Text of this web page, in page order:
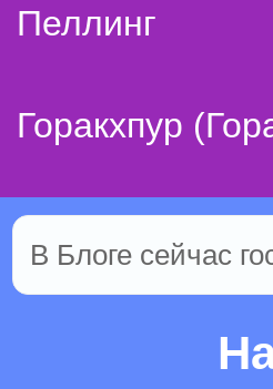
Пеллинг
Горакхпур
В Блоге сейчас